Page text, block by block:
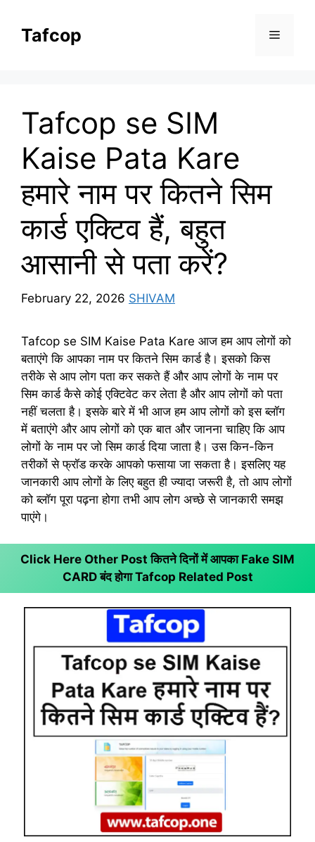
contentTafcop Menu
Tafcop se SIM
Kaise Pata Kare
हमारे नाम पर कितने सिम
कार्ड एक्टिव हैं, बहुत
आसानी से पता करें?
February 22, 2026 SHIVAM
Tafcop se SIM Kaise Pata Kare आज हम आप लोगों को
बताएंगे कि आपका नाम पर कितने सिम कार्ड है। इसको किस
तरीके से आप लोग पता कर सकते हैं और आप लोगों के नाम पर
सिम कार्ड कैसे कोई एक्टिवेट कर लेता है और आप लोगों को पता
नहीं चलता है। इसके बारे में भी आज हम आप लोगों को इस ब्लॉग
में बताएंगे और आप लोगों को एक बात और जानना चाहिए कि आप
लोगों के नाम पर जो सिम कार्ड दिया जाता है। उस किन-किन
तरीकों से फ्रॉड करके आपको फसाया जा सकता है। इसलिए यह
जानकारी आप लोगों के लिए बहुत ही ज्यादा जरूरी है, तो आप लोगों
को ब्लॉग पूरा पढ़ना होगा तभी आप लोग अच्छे से जानकारी समझ
पाएंगे।
Click Here Other Post कितने दिनों में आपका Fake SIM
CARD बंद होगाTafcop Related Post